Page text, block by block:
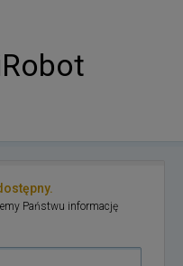
Państwu informację